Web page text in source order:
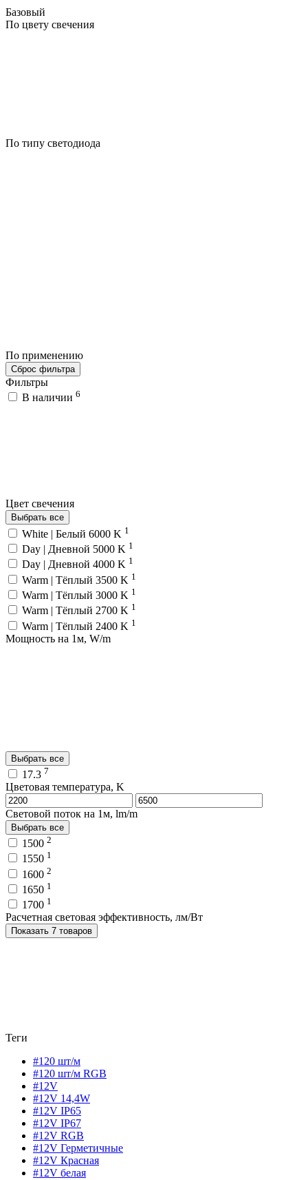
Базовый
По цвету свечения
По типу светодиода
По применению
Сброс фильтра
Фильтры
В наличии 6
Цвет свечения
Выбрать все
White | Белый 6000 K 1
Day | Дневной 5000 K 1
Day | Дневной 4000 K 1
Warm | Тёплый 3500 K 1
Warm | Тёплый 3000 K 1
Warm | Тёплый 2700 K 1
Warm | Тёплый 2400 K 1
Мощность на 1м, W/m
Выбрать все
17.3 7
Цветовая температура, K
Световой поток на 1м, lm/m
Выбрать все
1500 2
1550 1
1600 2
1650 1
1700 1
Расчетная световая эффективность, лм/Вт
Показать 7 товаров
Теги
#120 шт/м
#120 шт/м RGB
#12V
#12V 14,4W
#12V IP65
#12V IP67
#12V RGB
#12V Герметичные
#12V Красная
#12V белая